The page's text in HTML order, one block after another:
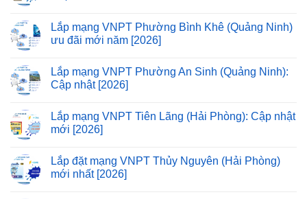
Lắp mạng VNPT Phường Bình Khê (Quảng Ninh)
ưu đãi mới năm [2026]
Lắp mạng VNPT Phường An Sinh (Quảng Ninh):
Cập nhật [2026]
Lắp mạng VNPT Tiên Lãng (Hải Phòng): Cập nhật
mới [2026]
Lắp đặt mạng VNPT Thủy Nguyên (Hải Phòng)
mới nhất [2026]